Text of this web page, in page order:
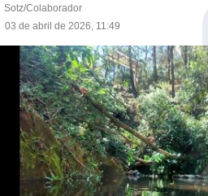
Sotz/Colaborador
03 de abril de 2026, 11:49